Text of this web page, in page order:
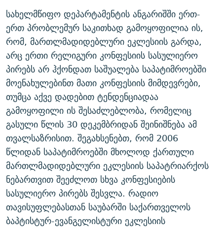
სახელმწიფო დეპარტამენტის ანგარიშში ერთ-
ერთ პრობლემურ საკითხად გამოყოფილია ის,
რომ, მართლმადიდებლური ეკლესიის გარდა,
არც ერთი რელიგური კონფესიის სასულიერო
პირებს არ ჰქონდათ საშუალება საპატიმროებში
მოენახულებინთ მათი კონფესიის მიმდევრები,
თუმცა აქვე დადებით ტენდენციადაა
გამოყოფილი ის შესაძლებლობა, რომელიც
გასული წლის 30 დეკემბრიდან შეინიშნება ამ
თვალსაზრისით. შეგახსენებთ, რომ 2006
წლიდან საპატიმროებში მხოლოდ ქართული
მართლმადიდებლური ეკლესიის საპატრიარქოს
ნებართვით შეეძლოთ სხვა კონფესიების
სასულიერო პირებს შესვლა. რადიო
თავისუფლებასთან საუბარში საქართველოს
ბაპტისტურ-ევანგელისტური ეკლესიის